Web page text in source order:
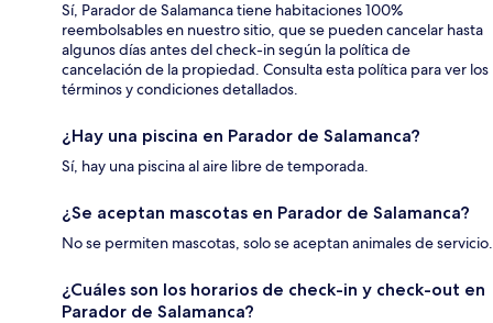
Sí, Parador de Salamanca tiene habitaciones 100%
reembolsables en nuestro sitio, que se pueden cancelar hasta
algunos días antes del check-in según la política de
cancelación de la propiedad. Consulta esta política para ver los
términos y condiciones detallados.
¿Hay una piscina en Parador de Salamanca?
Sí, hay una piscina al aire libre de temporada.
¿Se aceptan mascotas en Parador de Salamanca?
No se permiten mascotas, solo se aceptan animales de servicio.
¿Cuáles son los horarios de check-in y check-out en
Parador de Salamanca?